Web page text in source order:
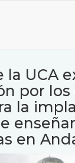
la UCA
por
la
en